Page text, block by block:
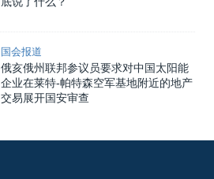
国会报道
俄亥俄州联邦参议员要求对中国太阳能
企业在莱特-帕特森空军基地附近的地产
交易展开国安审查